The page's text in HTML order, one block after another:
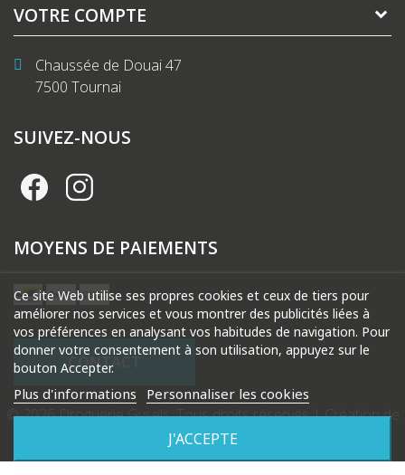
VOTRE COMPTE
Chaussée de Douai 47
7500 Tournai
Ce site Web utilise ses propres cookies et ceux de tiers pour
améliorer nos services et vous montrer des publicités liées à
vos préférences en analysant vos habitudes de navigation. Pour
donner votre consentement à son utilisation, appuyez sur le
bouton Accepter.
Plus d'informations Personnaliser les cookies
J'ACCEPTE
SUIVEZ-NOUS
MOYENS DE PAIEMENTS
CONTACT
© 2026 Droguerie Gysels. Tous droits réservés |Création de
site internet Produweb™